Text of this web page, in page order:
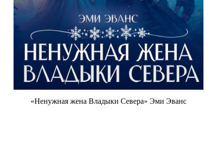
«Ненужная жена Владыки Севера» Эми Эванс